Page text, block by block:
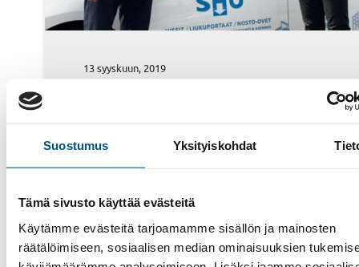
Suostumus Yksityiskohdat
Tämä sivusto käyttää evästeitä
Käytämme evästeitä tarjoamamme sisällön ja mainosten
räätälöimiseen, sosiaalisen median ominaisuuksien
13 syyskuun, 2019
Talouselämä-lehden 13.9.2019 numerossa
Hissiurakoinnin toimitusjohtaja Tomi Rantanen sekä
tekninen johtaja Toni Järvinen. Kun taloyhtiön tai
kohteen hissien korjauskustannukset kasvavat
ja toimintahäiriöt yleistyvät, täysin uuden hissin